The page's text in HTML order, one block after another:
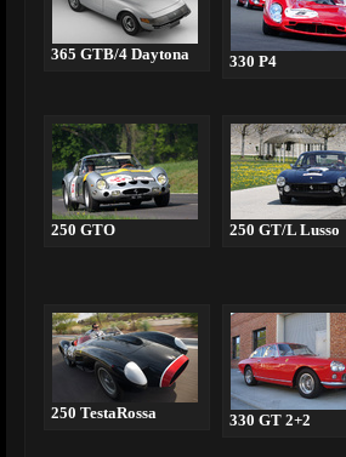
365 GTB/4 Daytona 330 P4
250 GTO 250 GT/L Lusso
250 TestaRossa 330 GT 2+2